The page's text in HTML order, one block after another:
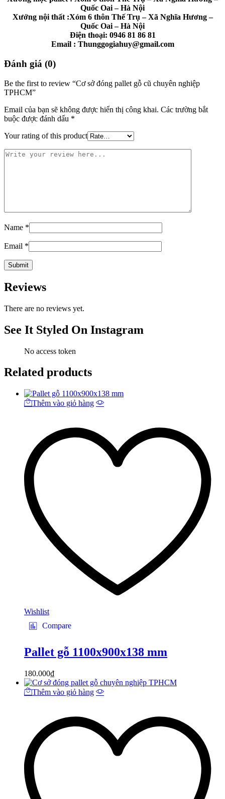
Quốc Oai – Hà Nội
Xưởng nội thất :Xóm 6 thôn Thế Trụ – Xã Nghĩa Hương –
Quốc Oai – Hà Nội
Điện thoại: 0946 81 86 81
Email : Thunggogiahuy@gmail.com
Đánh giá (0)
Be the first to review “Cơ sở đóng pallet gỗ cũ chuyên nghiệp
TPHCM”
Email của bạn sẽ không được hiển thị công khai. Các trường bắt
buộc được đánh dấu *
Your rating of this product
Name *
Email *
Reviews
There are no reviews yet.
See It Styled On Instagram
No access token
Related products
Thêm vào giỏ hàng
Wishlist
Compare
Pallet gỗ 1100x900x138 mm
180.000₫
Thêm vào giỏ hàng